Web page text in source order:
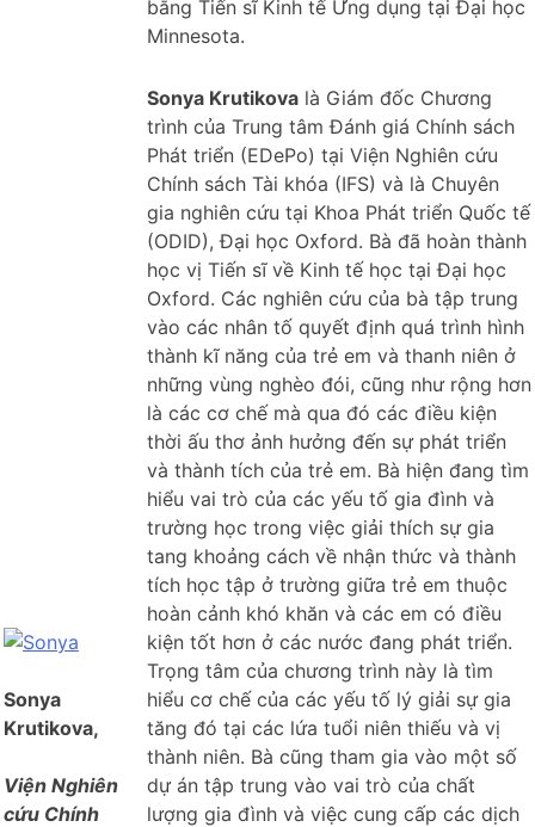
bằng Tiến sĩ Kinh tế Ứng dụng tại Đại học
Minnesota.
Sonya
Krutikova,
Viện Nghiên
cứu Chính
Sonya Krutikova là Giám đốc Chương
trình của Trung tâm Đánh giá Chính sách
Phát triển (EDePo) tại Viện Nghiên cứu
Chính sách Tài khóa (IFS) và là Chuyên
gia nghiên cứu tại Khoa Phát triển Quốc tế
(ODID), Đại học Oxford. Bà đã hoàn thành
học vị Tiến sĩ về Kinh tế học tại Đại học
Oxford. Các nghiên cứu của bà tập trung
vào các nhân tố quyết định quá trình hình
thành kĩ năng của trẻ em và thanh niên ở
những vùng nghèo đói, cũng như rộng hơn
là các cơ chế mà qua đó các điều kiện
thời ấu thơ ảnh hưởng đến sự phát triển
và thành tích của trẻ em. Bà hiện đang tìm
hiểu vai trò của các yếu tố gia đình và
trường học trong việc giải thích sự gia
tang khoảng cách về nhận thức và thành
tích học tập ở trường giữa trẻ em thuộc
hoàn cảnh khó khăn và các em có điều
kiện tốt hơn ở các nước đang phát triển.
Trọng tâm của chương trình này là tìm
hiểu cơ chế của các yếu tố lý giải sự gia
tăng đó tại các lứa tuổi niên thiếu và vị
thành niên. Bà cũng tham gia vào một số
dự án tập trung vào vai trò của chất
lượng gia đình và việc cung cấp các dịch